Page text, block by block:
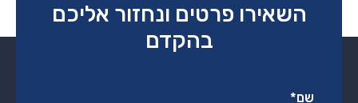
השאירו פרטים ונחזור אליכם
בהקדם